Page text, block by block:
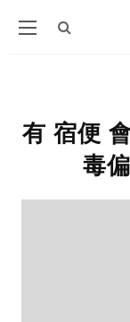
有 宿便
毒